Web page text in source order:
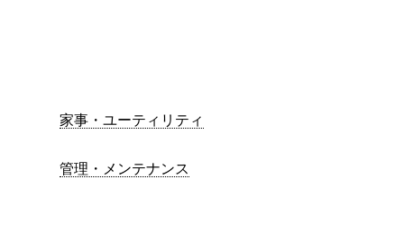
家事・ユーティリティ
管理・メンテナンス